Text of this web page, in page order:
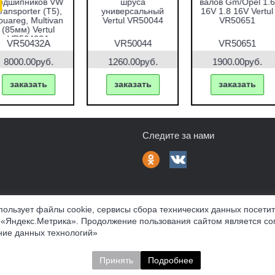
запрессовки
подшипников,
и втулок
51пр. Vertul
VR50167
VR50167
7690.00руб.
заказать
валов VAG 1.2 TFSI
Vertul VR50661
VR50661
1000.00руб.
заказать
восстановления
гнёзд дизельных
форсунок 7пр.
VR50337
2670.00руб.
заказать
Следите за нами
Политика конфиденциальности
Соглашение об
материалов
файлы cookie, сервисы сбора технических данных
«Яндекс.Метрика». Продолжение пользования сайтом является
данных технологий»
Принять Подробнее